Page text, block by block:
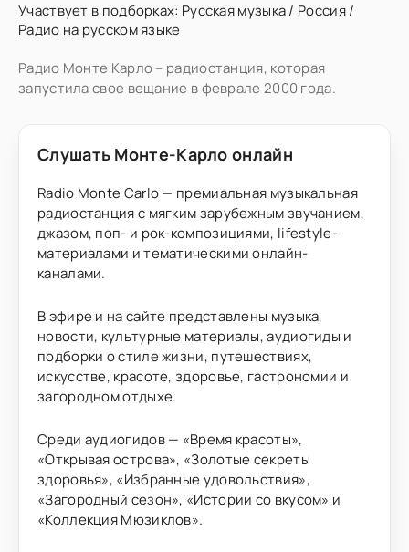
Участвует в подборках: Русская музыка/ Россия/
Радио на русском языке
Радио Монте Карло – радиостанция, которая
запустила свое вещание в феврале 2000 года.
Слушать Монте-Карло онлайн
Radio Monte Carlo — премиальная музыкальная
радиостанция с мягким зарубежным звучанием,
джазом, поп- и рок-композициями, lifestyle-
материалами и тематическими онлайн-
каналами.
В эфире и на сайте представлены музыка,
новости, культурные материалы, аудиогиды и
подборки о стиле жизни, путешествиях,
искусстве, красоте, здоровье, гастрономии и
загородном отдыхе.
Среди аудиогидов — «Время красоты»,
«Открывая острова», «Золотые секреты
здоровья», «Избранные удовольствия»,
«Загородный сезон», «Истории со вкусом» и
«Коллекция Мюзиклов».